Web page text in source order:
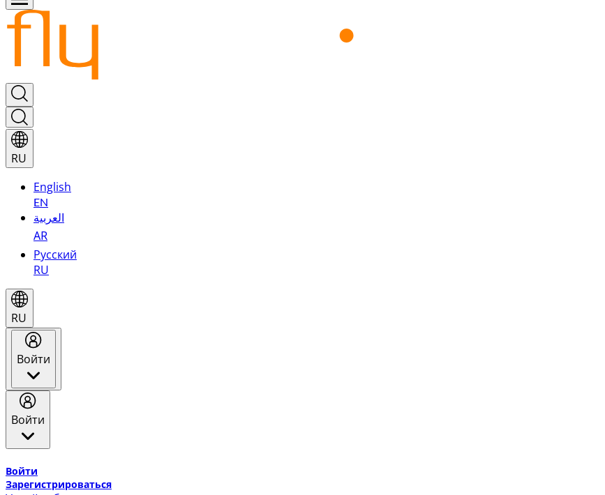
RU
English
EN
العربية
AR
Русский
RU
RU
Войти
Войти
Войти
Зарегистрироваться